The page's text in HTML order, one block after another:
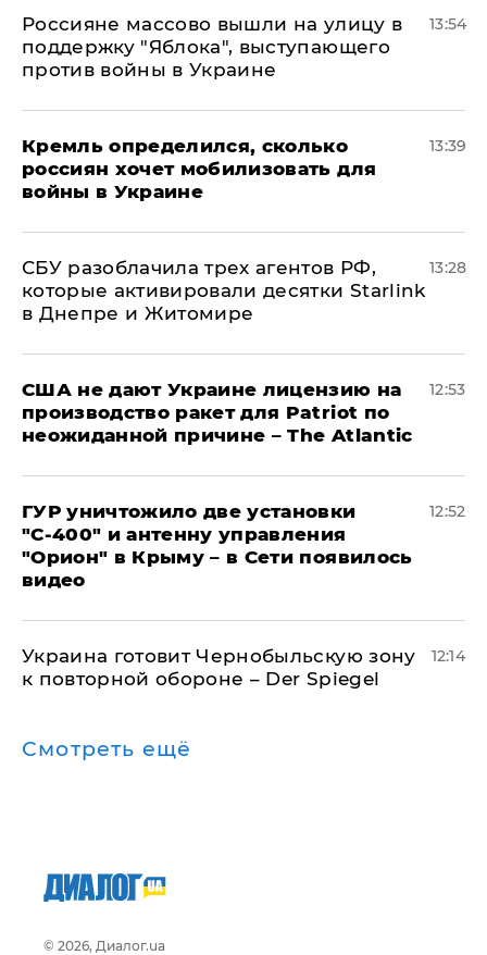
Россияне массово вышли на улицу в
поддержку "Яблока", выступающего
против войны в Украине
13:54
Кремль определился, сколько
россиян хочет мобилизовать для
войны в Украине
13:39
СБУ разоблачила трех агентов РФ,
которые активировали десятки Starlink
в Днепре и Житомире
13:28
США не дают Украине лицензию на
производство ракет для Patriot по
неожиданной причине – The Atlantic
12:53
ГУР уничтожило две установки
"С‑400" и антенну управления
"Орион" в Крыму – в Сети появилось
видео
12:52
Украина готовит Чернобыльскую зону
к повторной обороне – Der Spiegel
12:14
Смотреть ещё
© 2026, Диалог.ua